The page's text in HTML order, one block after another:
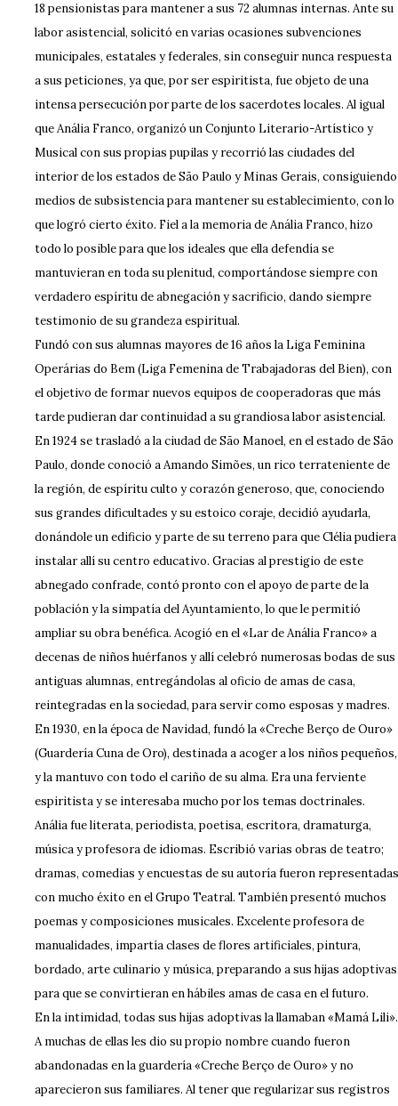
18 pensionistas para mantener a sus 72 alumnas internas. Ante su
labor asistencial, solicitó en varias ocasiones subvenciones
municipales, estatales y federales, sin conseguir nunca respuesta
a sus peticiones, ya que, por ser espiritista, fue objeto de una
intensa persecución por parte de los sacerdotes locales. Al igual
que Anália Franco, organizó un Conjunto Literario-Artístico y
Musical con sus propias pupilas y recorrió las ciudades del
interior de los estados de São Paulo y Minas Gerais, consiguiendo
medios de subsistencia para mantener su establecimiento, con lo
que logró cierto éxito. Fiel a la memoria de Anália Franco, hizo
todo lo posible para que los ideales que ella defendía se
mantuvieran en toda su plenitud, comportándose siempre con
verdadero espíritu de abnegación y sacrificio, dando siempre
testimonio de su grandeza espiritual.
Fundó con sus alumnas mayores de 16 años la Liga Feminina
Operárias do Bem (Liga Femenina de Trabajadoras del Bien), con
el objetivo de formar nuevos equipos de cooperadoras que más
tarde pudieran dar continuidad a su grandiosa labor asistencial.
En 1924 se trasladó a la ciudad de São Manoel, en el estado de São
Paulo, donde conoció a Amando Simões, un rico terrateniente de
la región, de espíritu culto y corazón generoso, que, conociendo
sus grandes dificultades y su estoico coraje, decidió ayudarla,
donándole un edificio y parte de su terreno para que Clélia pudiera
instalar allí su centro educativo. Gracias al prestigio de este
abnegado confrade, contó pronto con el apoyo de parte de la
población y la simpatía del Ayuntamiento, lo que le permitió
ampliar su obra benéfica. Acogió en el «Lar de Anália Franco» a
decenas de niños huérfanos y allí celebró numerosas bodas de sus
antiguas alumnas, entregándolas al oficio de amas de casa,
reintegradas en la sociedad, para servir como esposas y madres.
En 1930, en la época de Navidad, fundó la «Creche Berço de Ouro»
(Guardería Cuna de Oro), destinada a acoger a los niños pequeños,
y la mantuvo con todo el cariño de su alma. Era una ferviente
espiritista y se interesaba mucho por los temas doctrinales.
Anália fue literata, periodista, poetisa, escritora, dramaturga,
música y profesora de idiomas. Escribió varias obras de teatro;
dramas, comedias y encuestas de su autoría fueron representadas
con mucho éxito en el Grupo Teatral. También presentó muchos
poemas y composiciones musicales. Excelente profesora de
manualidades, impartía clases de flores artificiales, pintura,
bordado, arte culinario y música, preparando a sus hijas adoptivas
para que se convirtieran en hábiles amas de casa en el futuro.
En la intimidad, todas sus hijas adoptivas la llamaban «Mamá Lili».
A muchas de ellas les dio su propio nombre cuando fueron
abandonadas en la guardería «Creche Berço de Ouro» y no
aparecieron sus familiares. Al tener que regularizar sus registros